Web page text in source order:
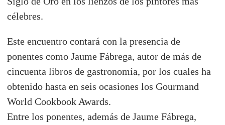
célebres.
Este encuentro contará con la presencia de
ponentes como Jaume Fábrega, autor de más de
cincuenta libros de gastronomía, por los cuales ha
obtenido hasta en seis ocasiones los Gourmand
World Cookbook Awards.
Entre los ponentes, además de Jaume Fábrega,